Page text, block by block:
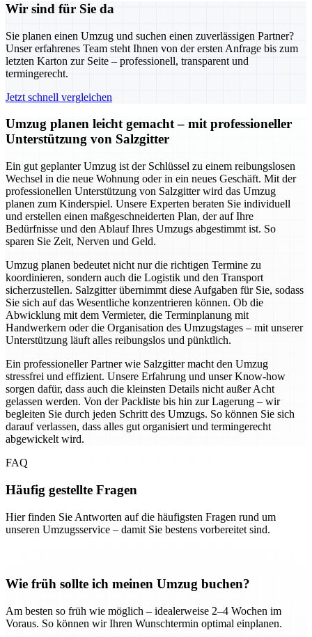
Wir sind für Sie da
Sie planen einen Umzug und suchen einen zuverlässigen Partner?
Unser erfahrenes Team steht Ihnen von der ersten Anfrage bis zum
letzten Karton zur Seite – professionell, transparent und
termingerecht.
Jetzt schnell vergleichen
Umzug planen leicht gemacht – mit professioneller
Unterstützung von Salzgitter
Ein gut geplanter Umzug ist der Schlüssel zu einem reibungslosen
Wechsel in die neue Wohnung oder in ein neues Geschäft. Mit der
professionellen Unterstützung von Salzgitter wird das Umzug
planen zum Kinderspiel. Unsere Experten beraten Sie individuell
und erstellen einen maßgeschneiderten Plan, der auf Ihre
Bedürfnisse und den Ablauf Ihres Umzugs abgestimmt ist. So
sparen Sie Zeit, Nerven und Geld.
Umzug planen bedeutet nicht nur die richtigen Termine zu
koordinieren, sondern auch die Logistik und den Transport
sicherzustellen. Salzgitter übernimmt diese Aufgaben für Sie, sodass
Sie sich auf das Wesentliche konzentrieren können. Ob die
Abwicklung mit dem Vermieter, die Terminplanung mit
Handwerkern oder die Organisation des Umzugstages – mit unserer
Unterstützung läuft alles reibungslos und pünktlich.
Ein professioneller Partner wie Salzgitter macht den Umzug
stressfrei und effizient. Unsere Erfahrung und unser Know-how
sorgen dafür, dass auch die kleinsten Details nicht außer Acht
gelassen werden. Von der Packliste bis hin zur Lagerung – wir
begleiten Sie durch jeden Schritt des Umzugs. So können Sie sich
darauf verlassen, dass alles gut organisiert und termingerecht
abgewickelt wird.
FAQ
Häufig gestellte Fragen
Hier finden Sie Antworten auf die häufigsten Fragen rund um
unseren Umzugsservice – damit Sie bestens vorbereitet sind.
Wie früh sollte ich meinen Umzug buchen?
Am besten so früh wie möglich – idealerweise 2–4 Wochen im
Voraus. So können wir Ihren Wunschtermin optimal einplanen.